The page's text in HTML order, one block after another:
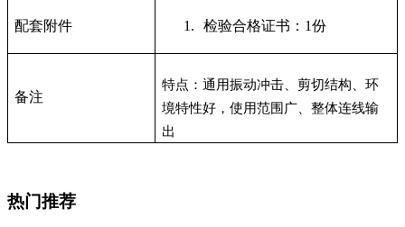
配套附件 1. 检验合格证书：1份
备注
特点：通用振动冲击、剪切结构、环
境特性好，使用范围广、整体连线输
出
热门推荐